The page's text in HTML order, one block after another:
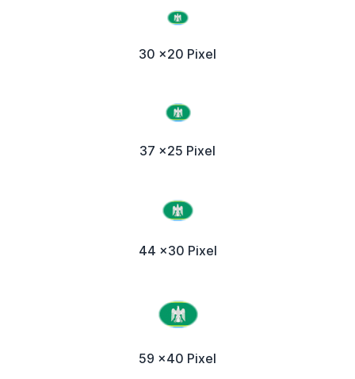
30 x20 Pixel
37 x25 Pixel
44 x30 Pixel
59 x40 Pixel